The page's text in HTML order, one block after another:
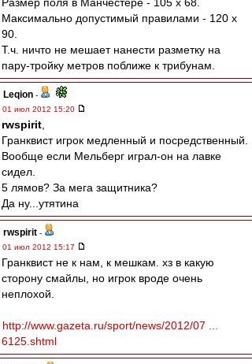
Максимально допустимый правилами - 120 х
90.
Т.ч. ничто не мешает нанести разметку на
пару-тройку метров поближе к трибунам.
Leqion -
01 июл 2012 15:20
rwspirit
Гранквист игрок медленный и посредственный.
Вообще если Мельберг играл-он на лавке
сидел.
5 лямов? За мега защитника?
Да ну...утятина
rwspirit -
01 июл 2012 15:17
Гранквист не к нам, к мешкам. хз в какую
сторону смайлы, но игрок вроде очень
неплохой.
http://www.gazeta.ru/sport/news/2012/07 ...
6125.shtml